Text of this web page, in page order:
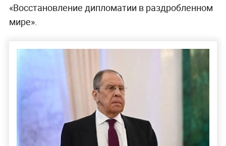
«Восстановление дипломатии в раздробленном
мире».